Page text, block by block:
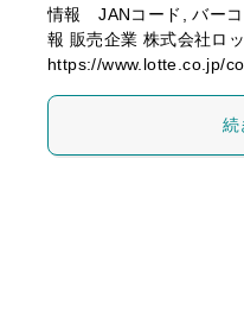
情報 JANコード, バー
報 販売企業 株式会社ロ
https://www.lotte.co.jp/
続